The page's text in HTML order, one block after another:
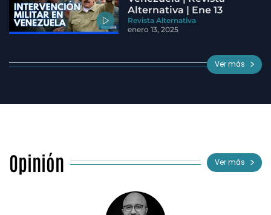
Alternativa | Ene 13
Revista Alternativa
enero 13, 2025
Ver más
Opinión Ver más